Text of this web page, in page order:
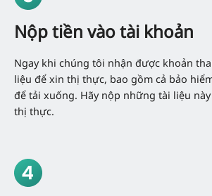
Nộp tiền vào tài khoản
Ngay khi chúng tôi nhận được khoản
liệu để xin thị thực, bao gồm cả bảo
để tải xuống. Hãy nộp những tài liệu
thị thực.